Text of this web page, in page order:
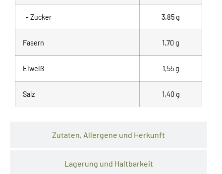
Zutaten, Allergene und Herkunft
Lagerung und Haltbarkeit
- Zucker 3,85 g
Fasern 1,70 g
Eiweiß 1,55 g
Salz 1,40 g